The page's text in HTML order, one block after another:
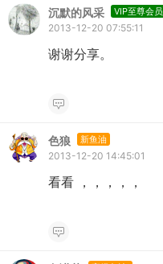
沉默的风采 VIP至尊会员
2013-12-20 07:55:11
谢谢分享。
色狼 新鱼油
2013-12-20 14:45:01
看看 ，，，，，